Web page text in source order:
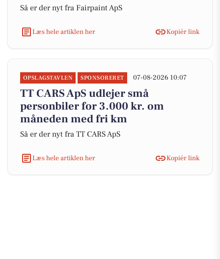
Så er der nyt fra Fairpaint ApS
Læs hele artiklen her Kopiér link
OPSLAGSTAVLEN SPONSORERET 07-08-2026 10:07
TT CARS ApS udlejer små
personbiler for 3.000 kr. om
måneden med fri km
Så er der nyt fra TT CARS ApS
Læs hele artiklen her Kopiér link